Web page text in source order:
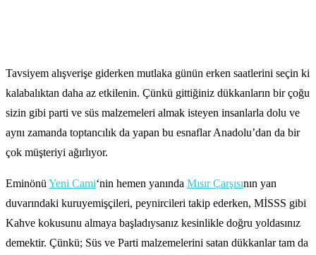
Tavsiyem alışverişe giderken mutlaka günün erken saatlerini seçin ki
kalabalıktan daha az etkilenin. Çünkü gittiğiniz dükkanların bir çoğu
sizin gibi parti ve süs malzemeleri almak isteyen insanlarla dolu ve
aynı zamanda toptancılık da yapan bu esnaflar Anadolu’dan da bir
çok müşteriyi ağırlıyor.
Eminönü Yeni Cami‘nin hemen yanında Mısır Çarşısının yan
duvarındaki kuruyemişçileri, peynircileri takip ederken, MİSSS gibi
Kahve kokusunu almaya başladıysanız kesinlikle doğru yoldasınız
demektir. Çünkü; Süs ve Parti malzemelerini satan dükkanlar tam da